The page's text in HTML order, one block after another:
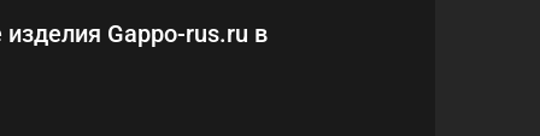
Gappo-rus.ru в